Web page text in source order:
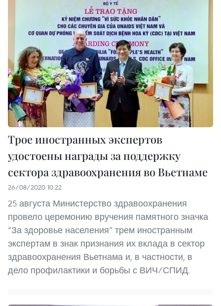
Трое иностранных экспертов
удостоены награды за поддержку
сектора здравоохранения во Вьетнаме
26/08/2020 10:22
25 августа Министерство здравоохранения
провело церемонию вручения памятного значка
“За здоровье населения” трем иностранным
экспертам в знак признания их вклада в сектор
здравоохранения Вьетнама и, в частности, в
дело профилактики и борьбы с ВИЧ/СПИД.